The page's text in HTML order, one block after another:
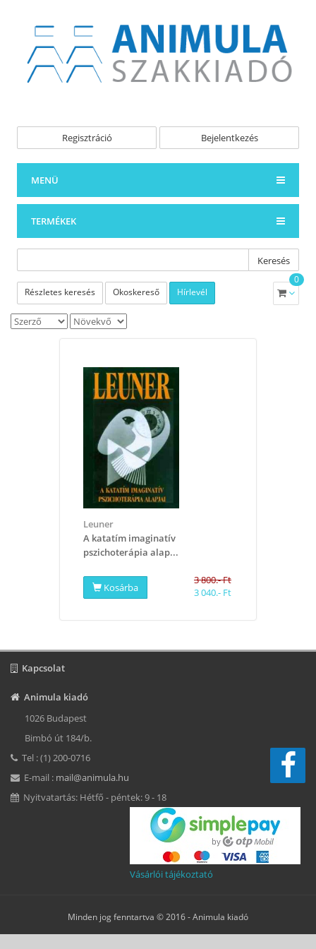
Regisztráció Bejelentkezés
MENÜ
TERMÉKEK
Keresés
Részletes keresés Okoskereső Hírlevél
0
Leuner
A katatím imaginatív
pszichoterápia alap...
Kosárba
3 800.- Ft
3 040.- Ft
Kapcsolat
Animula kiadó
1026 Budapest
Bimbó út 184/b.
Tel : (1) 200-0716
E-mail : mail@animula.hu
Nyitvatartás: Hétfő - péntek: 9 - 18
Vásárlói tájékoztató
Minden jog fenntartva © 2016 -Animula kiadó